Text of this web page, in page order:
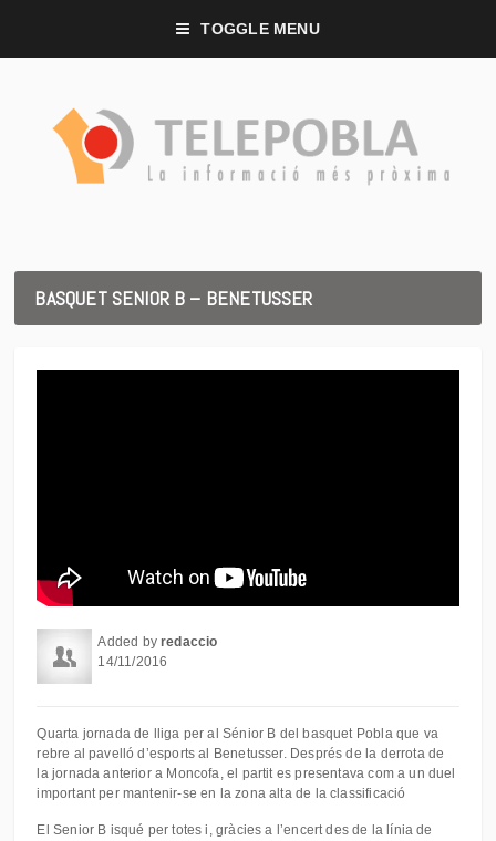
TOGGLE MENU
BASQUET SENIOR B – BENETUSSER
Added byredaccio
14/11/2016
Quarta jornada de lliga per al Sénior B del basquet Pobla que va
rebre al pavelló d’esports al Benetusser. Després de la derrota de
la jornada anterior a Moncofa, el partit es presentava com a un duel
important per mantenir-se en la zona alta de la classificació
El Senior B isqué per totes i, gràcies a l’encert des de la línia de